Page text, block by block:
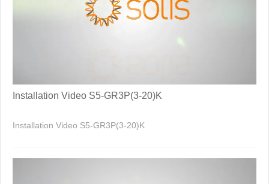
Installation Video S5-GR3P(3-20)K
Installation Video S5-GR3P(3-20)K